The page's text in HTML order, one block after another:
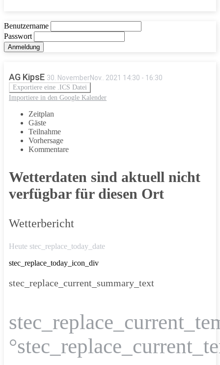
Benutzername
Passwort
AG KipsE 30. NovemberNov.. 2021 14:30 - 16:30
Exportiere eine .ICS Datei
Importiere in den Google Kalender
Zeitplan
Gäste
Teilnahme
Vorhersage
Kommentare
Wetterdaten sind aktuell nicht
verfügbar für diesen Ort
Wetterbericht
Heute stec_replace_today_date
stec_replace_today_icon_div
stec_replace_current_summary_text